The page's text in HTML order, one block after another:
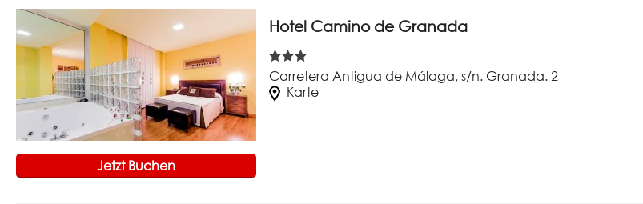
Hotel Camino de Granada
Carretera Antigua de Málaga, s/n. Granada. 2
Karte
Jetzt Buchen